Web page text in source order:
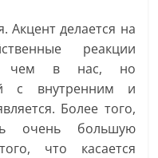
Акцент делается на
реакции
чем в нас, но
с внутренним и
Более того,
очень большую
что касается